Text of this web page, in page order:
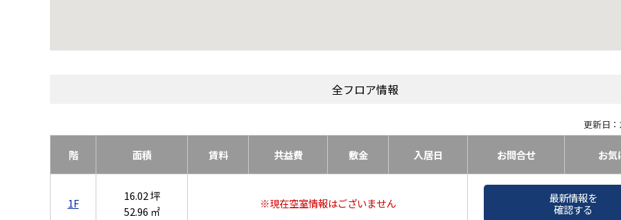
全フロア情報
更新日
階 面積 賃料 共益費 敷金 入居日 お問合せ お気
1F
16.02 坪
52.96 ㎡
※現在空室情報はございません
最新情報を
確認する